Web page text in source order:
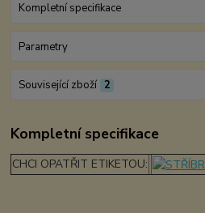
Kompletní specifikace
Parametry
Související zboží 2
Kompletní specifikace
CHCI OPATŘIT ETIKETOU: